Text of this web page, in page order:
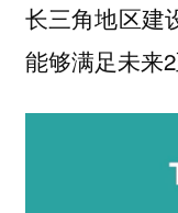
长三角地区建
能够满足未来